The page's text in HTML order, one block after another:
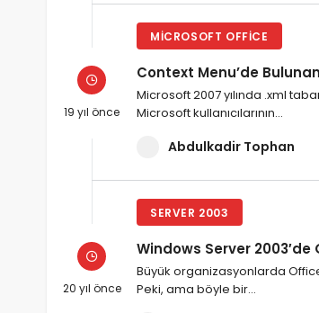
19 yıl önce
MICROSOFT OFFICE
Context Menu’de
Microsoft 2007 yılında .xml
Microsoft kullanıcılarının…
Abdulkadir Tophan
20 yıl önce
SERVER 2003
Windows Server 2003′de
Büyük organizasyonlarda
Peki, ama böyle bir…